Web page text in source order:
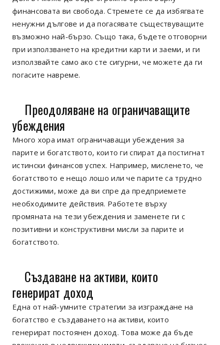
финансовата ви свобода. Стремете се да избягвате
ненужни дългове и да погасявате съществуващите
възможно най-бързо. Също така, бъдете отговорни
при използването на кредитни карти и заеми, и ги
използвайте само ако сте сигурни, че можете да ги
погасите навреме.
Преодоляване на ограничаващите
убеждения
Много хора имат ограничаващи убеждения за
парите и богатството, които ги спират да постигнат
истински финансов успех. Например, мисленето, че
богатството е нещо лошо или че парите са трудно
достижими, може да ви спре да предприемете
необходимите действия. Работете върху
промяната на тези убеждения и заменете ги с
позитивни и конструктивни мисли за парите и
богатството.
Създаване на активи, които
генерират доход
Една от най-умните стратегии за изграждане на
богатство е създаването на активи, които
генерират постоянен доход. Това може да бъде